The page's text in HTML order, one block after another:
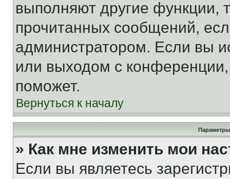
выполняют другие функции,
прочитанных сообщений,
администратором. Если вы
или выходом с
поможет.
Вернуться к началу
Параметры
» Как мне изменить мои
Если вы являетесь